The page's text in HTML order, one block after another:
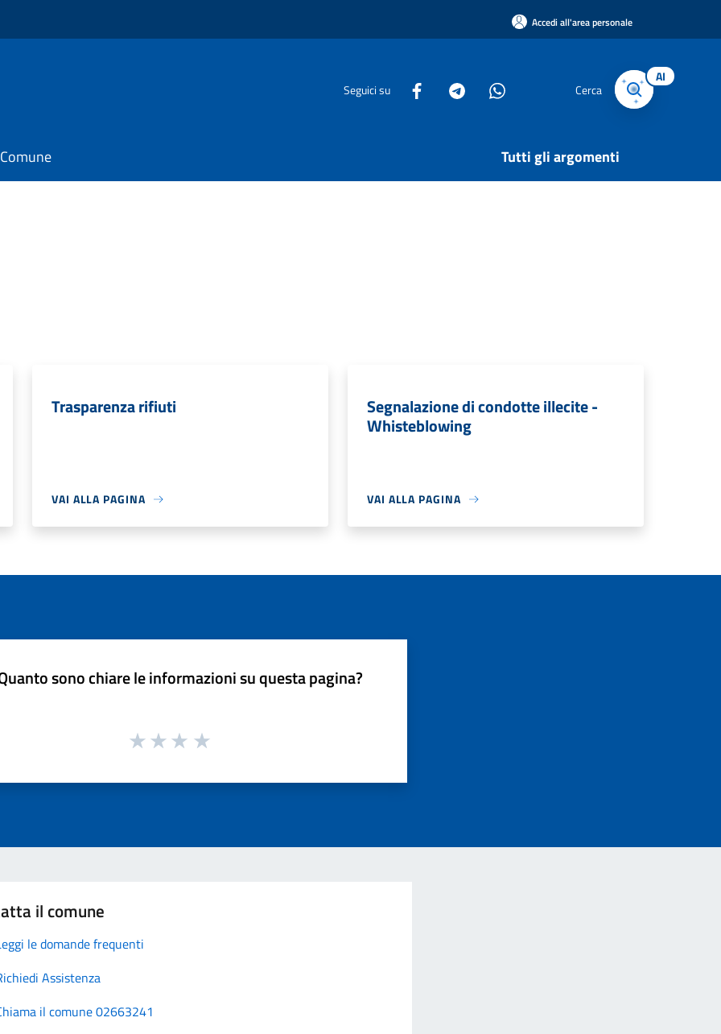
Accedi all'area personale
Seguici su Cerca
AI
Tutti gli argomenti
Trasparenza rifiuti
VAI ALLA PAGINA
Segnalazione di condotte illecite -
Whisteblowing
VAI ALLA PAGINA
sono chiare le informazioni su questa pagina?
il comune
le domande frequenti
Assistenza
il comune 02663241